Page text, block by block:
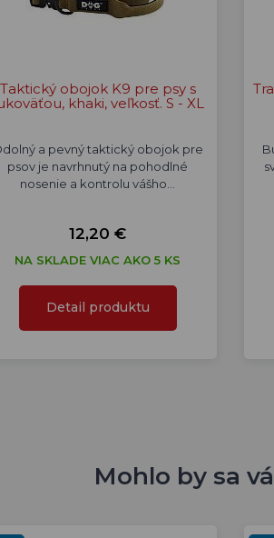
Taktický obojok K9 pre psy s
khaki, veľkosť. S - XL
a pevný taktický obojok pre
psov je navrhnutý na pohodlné
nosenie a kontrolu vášho…
12,20 €
NA SKLADE VIAC AKO 5 KS
Detail produktu
Mohlo by sa